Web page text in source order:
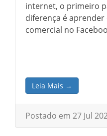
internet, o primeiro
diferença é
comercial no
Leia Mais →
Postado em 27 Jul